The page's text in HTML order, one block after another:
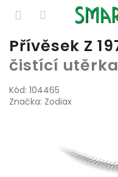
Přejít
obsah
Přívěsek Z
čistící
Kód: 104465
Značka: Zodiax